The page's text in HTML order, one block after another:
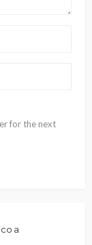
for the next
a